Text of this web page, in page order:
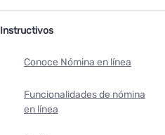
Instructivos
Conoce Nómina en línea
Funcionalidades de nómina
en línea